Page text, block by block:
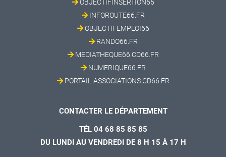
OBJECTIFINSERTION66
INFOROUTE66.FR
OBJECTIFEMPLOI66
RANDO66.FR
MEDIATHEQUE66.CD66.FR
NUMERIQUE66.FR
PORTAIL-ASSOCIATIONS.CD66.FR
CONTACTER LE DÉPARTEMENT
TÉL 04 68 85 85 85
DU LUNDI AU VENDREDI DE 8 H 15 À 17 H